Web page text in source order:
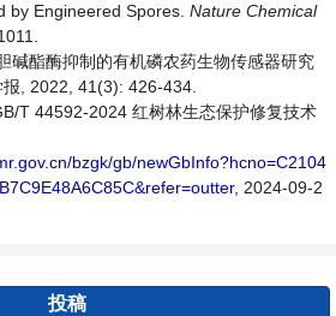
by Engineered Spores. Nature Chemical
碱酯酶抑制的有机磷农药生物传感器研究
, 2022, 41(3): 426-434.
T 44592-2024 红树林生态保护修复技术
bzgk/gb/newGbInfo?hcno=C2104
, 2024-09-2
投稿